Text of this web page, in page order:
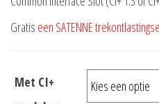
Gratis een SATENNE
Met CI+